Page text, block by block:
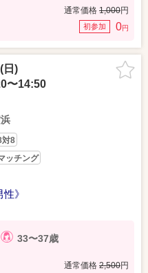
通常価格 1,000円
初参加 0円
日)
〜14:50
対8
ッチング
》
33〜37歳
通常価格 2,500円